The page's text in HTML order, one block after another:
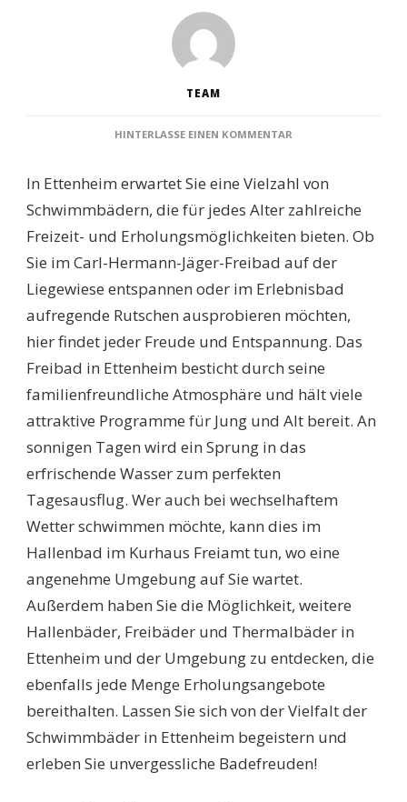
TEAM
HINTERLASSE EINEN KOMMENTAR
ENTDECKEN
SIE
DIE
BESTEN
FÜR
ERFRISCHENDEN
In Ettenheim erwartet Sie eine Vielzahl von
Schwimmbädern, die für jedes Alter zahlreiche
Freizeit- und Erholungsmöglichkeiten bieten. Ob
Sie im Carl-Hermann-Jäger-Freibad auf der
Liegewiese entspannen oder im Erlebnisbad
aufregende Rutschen ausprobieren möchten,
hier findet jeder Freude und Entspannung. Das
Freibad in Ettenheim besticht durch seine
familienfreundliche Atmosphäre und hält viele
attraktive Programme für Jung und Alt bereit. An
sonnigen Tagen wird ein Sprung in das
erfrischende Wasser zum perfekten
Tagesausflug. Wer auch bei wechselhaftem
Wetter schwimmen möchte, kann dies im
Hallenbad im Kurhaus Freiamt tun, wo eine
angenehme Umgebung auf Sie wartet.
Außerdem haben Sie die Möglichkeit, weitere
Hallenbäder, Freibäder und Thermalbäder in
Ettenheim und der Umgebung zu entdecken, die
ebenfalls jede Menge Erholungsangebote
bereithalten. Lassen Sie sich von der Vielfalt der
Schwimmbäder in Ettenheim begeistern und
erleben Sie unvergessliche Badefreuden!